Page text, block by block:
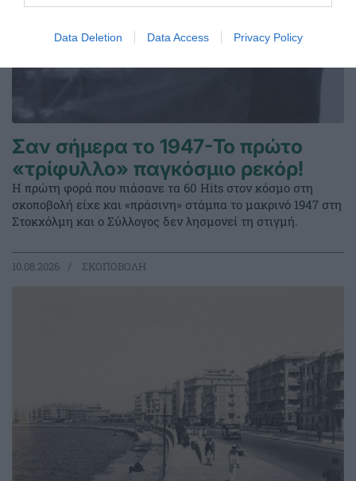
Data Deletion Data Access Privacy Policy
Σαν σήμερα το 1947-Το πρώτο
«τρίφυλλο» παγκόσμιο ρεκόρ!
Η πρώτη φορά που πιάσανε τα 60 Hits στον κόσμο στη
σκοποβολή είχε και «πράσινη» στάμπα το μακρινό 1947 στη
Στοκχόλμη και ο Σύλλογος δεν λησμονεί τη στιγμή.
10.08.2026 ΣΚΟΠΟΒΟΛΗ